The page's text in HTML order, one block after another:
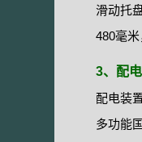
滑动托
480毫米
3、配
配电装
多功能